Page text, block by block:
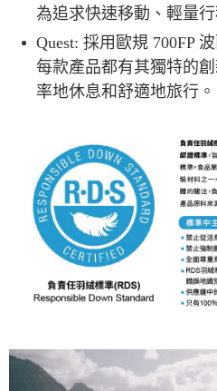
為追求快速移動、輕量
Quest: 採用歐規 700FP
每款產品都有其獨特的
率地休息和舒適地旅行。